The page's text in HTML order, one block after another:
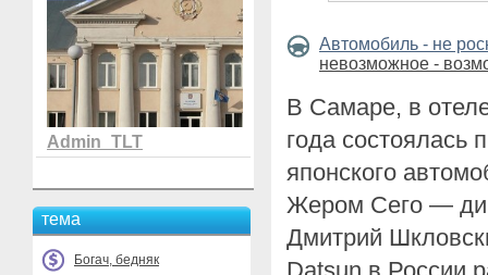
Admin_TLT
тема
Богач, бедняк
Автомобиль - не
невозможное -
В Самаре, в
года состоялась
японского
Жером Сего —
Дмитрий